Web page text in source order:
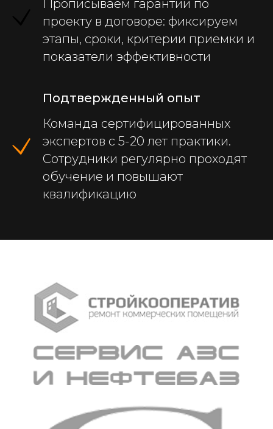
Прописываем гарантии по
проекту в договоре: фиксируем
этапы, сроки, критерии приемки и
показатели эффективности
Подтвержденный опыт
Команда сертифицированных
экспертов с 5-20 лет практики.
Сотрудники регулярно проходят
обучение и повышают
квалификацию